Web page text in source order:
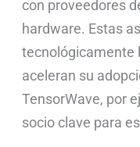
con proveedores
hardware. Estas
tecnológicamente
aceleran su
TensorWave, por
socio clave para